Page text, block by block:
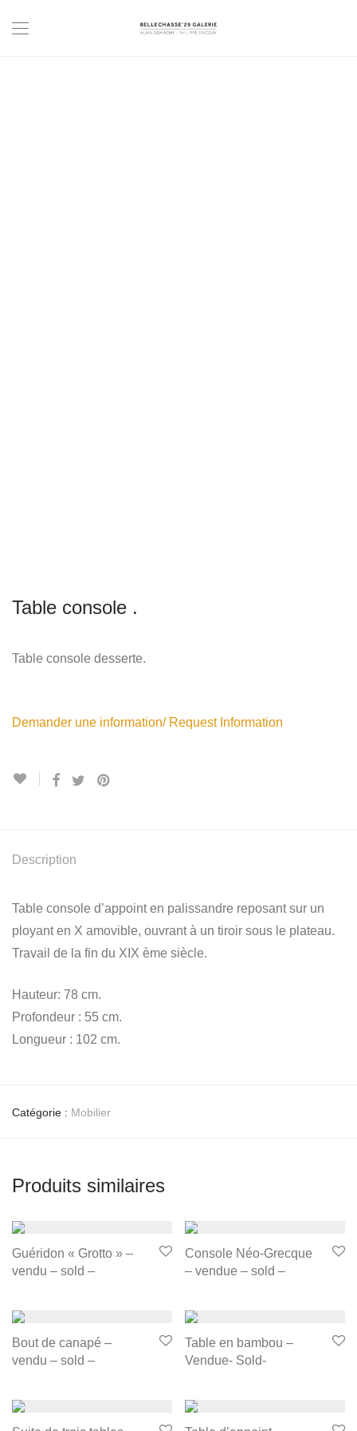
Table console .
Table console desserte.
Demander une information/ Request Information
Description
Table console d’appoint en palissandre reposant sur un
ployant en X amovible, ouvrant à un tiroir sous le plateau.
Travail de la fin du XIX ème siècle.
Hauteur: 78 cm.
Profondeur : 55 cm.
Longueur : 102 cm.
Catégorie : Mobilier
Produits similaires
Guéridon « Grotto » –
vendu – sold –
Console Néo-Grecque
– vendue – sold –
Bout de canapé –
vendu – sold –
Table en bambou –
Vendue- Sold-